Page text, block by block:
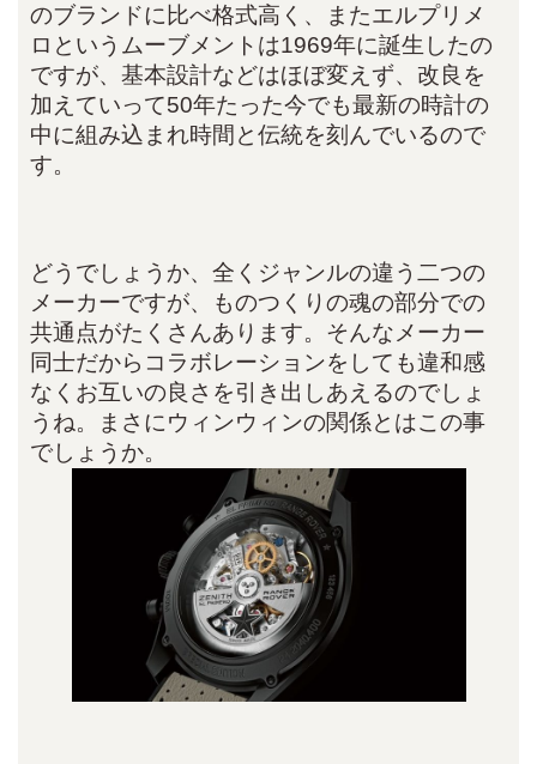
のブランドに比べ格式高く、またエルプリメ
ロというムーブメントは1969年に誕生したの
ですが、基本設計などはほぼ変えず、改良を
加えていって50年たった今でも最新の時計の
中に組み込まれ時間と伝統を刻んでいるので
す。
どうでしょうか、全くジャンルの違う二つの
メーカーですが、ものつくりの魂の部分での
共通点がたくさんあります。そんなメーカー
同士だからコラボレーションをしても違和感
なくお互いの良さを引き出しあえるのでしょ
うね。まさにウィンウィンの関係とはこの事
でしょうか。